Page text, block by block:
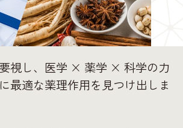
視し、医学 × 薬学 × 科学の力
最適な薬理作用を見つけ出しま